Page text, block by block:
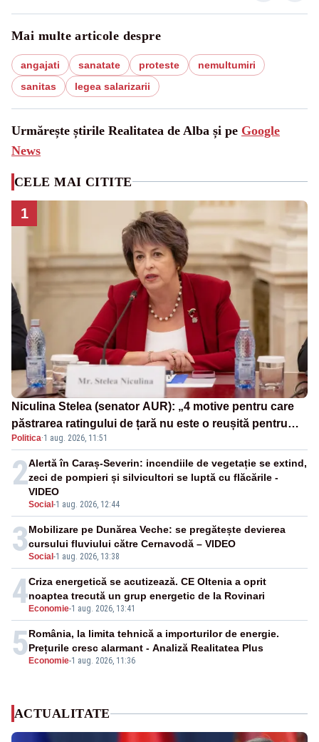
Mai multe articole despre
angajati sanatate proteste
nemultumiri
sanitas
legea salarizarii
Urmărește știrile Realitatea de Alba și pe Google
News
CELE MAI CITITE
1
Niculina Stelea (senator AUR): „4 motive pentru care
păstrarea ratingului de țară nu este o reușită pentru
Guvernul Bolojan”
Politica·1 aug. 2026, 11:51
2
Social -1 aug. 2026, 12:44
Alertă în Caraș-Severin: incendiile de vegetație se extind,
zeci de pompieri și silvicultori se luptă cu flăcările -
VIDEO
3Social -1 aug. 2026, 13:38
Mobilizare pe Dunărea Veche: se pregătește devierea
cursului fluviului către Cernavodă – VIDEO
4 Economie-1 aug. 2026, 13:41
Criza energetică se acutizează. CE Oltenia a oprit
noaptea trecută un grup energetic de la Rovinari
5 Economie-1 aug. 2026, 11:36
România, la limita tehnică a importurilor de energie.
Prețurile cresc alarmant - Analiză Realitatea Plus
ACTUALITATE